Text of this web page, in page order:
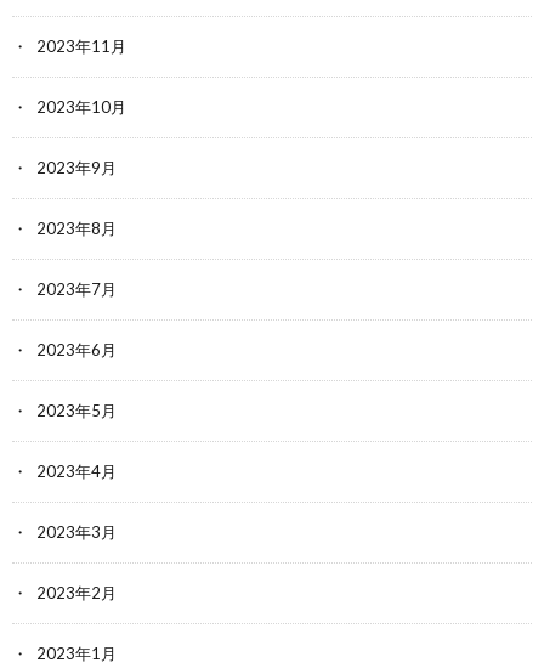
2023年11月
2023年10月
2023年9月
2023年8月
2023年7月
2023年6月
2023年5月
2023年4月
2023年3月
2023年2月
2023年1月